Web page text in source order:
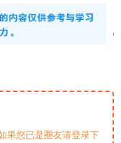
果您已是圈友请登录下